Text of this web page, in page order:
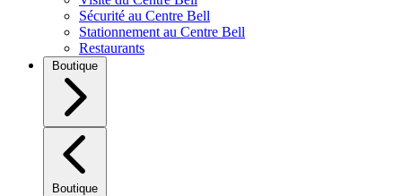
Sécurité au Centre Bell
Stationnement au Centre Bell
Restaurants
Boutique
Boutique